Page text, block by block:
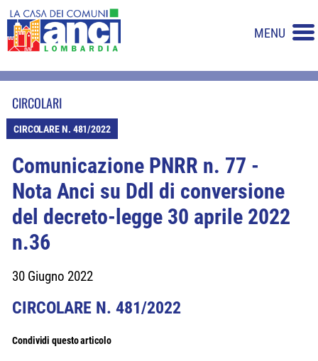
MENU
CIRCOLARI
CIRCOLARE N. 481/2022
Comunicazione PNRR n. 77 -
Nota Anci su Ddl di conversione
del decreto-legge 30 aprile 2022
n.36
30 Giugno 2022
CIRCOLARE N. 481/2022
Condividi questo articolo